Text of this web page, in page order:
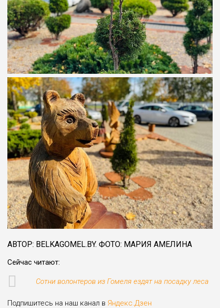
АВТОР: BELKAGOMEL.BY. ФОТО: МАРИЯ АМЕЛИНА
Сейчас читают:
Сотни волонтеров из Гомеля ездят на посадку леса
Подпишитесь на наш канал в Яндекс.Дзен